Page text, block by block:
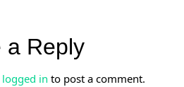
a Reply
logged in to post a comment.